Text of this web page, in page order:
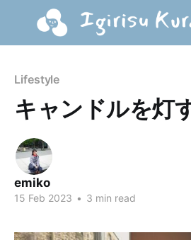
Lifestyle
キャンドルを灯
emiko
15 Feb 2023 • 3 min read